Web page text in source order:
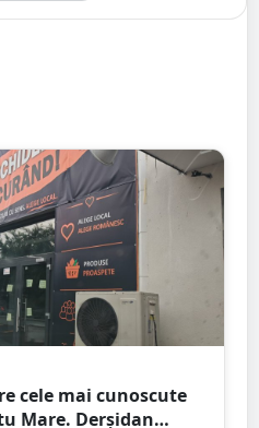
cele mai cunoscute
Mare. Derșidan